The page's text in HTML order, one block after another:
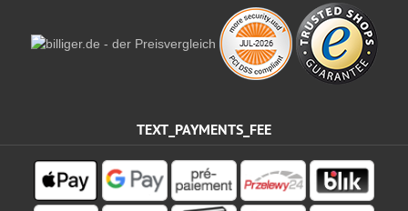
TEXT_PAYMENTS_FEE